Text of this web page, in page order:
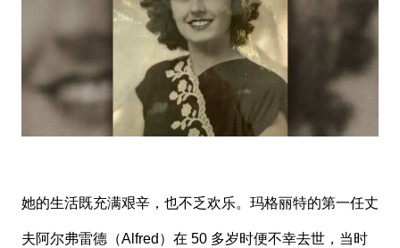
她的生活既充满艰辛，也不乏欢乐。玛格丽特的第一任丈
夫阿尔弗雷德（Alfred）在 50 多岁时便不幸去世，当时